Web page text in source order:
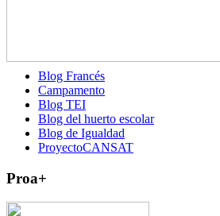
Blog Francés
Campamento
Blog TEI
Blog del huerto escolar
Blog de Igualdad
ProyectoCANSAT
Proa+